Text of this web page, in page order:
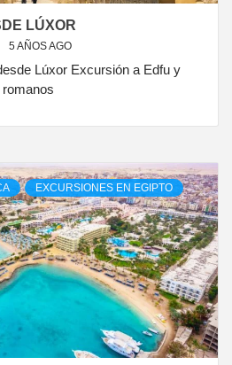
LÚXOR
5 AÑOS AGO
Lúxor Excursión a Edfu y
EXCURSIONES EN EGIPTO